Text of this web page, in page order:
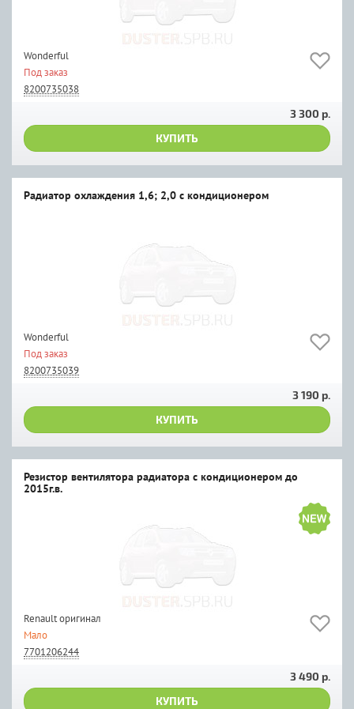
Wonderful
Под заказ
8200735038
3 300 р.
КУПИТЬ
Радиатор охлаждения 1,6; 2,0 с кондиционером
Wonderful
Под заказ
8200735039
3 190 р.
КУПИТЬ
Резистор вентилятора радиатора с кондиционером до
2015г.в.
Renault оригинал
Мало
7701206244
3 490 р.
КУПИТЬ